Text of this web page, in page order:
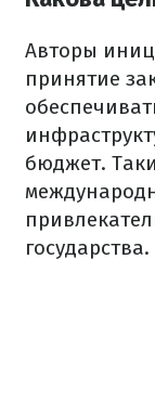
Авторы
принятие
бюджет.
государства.